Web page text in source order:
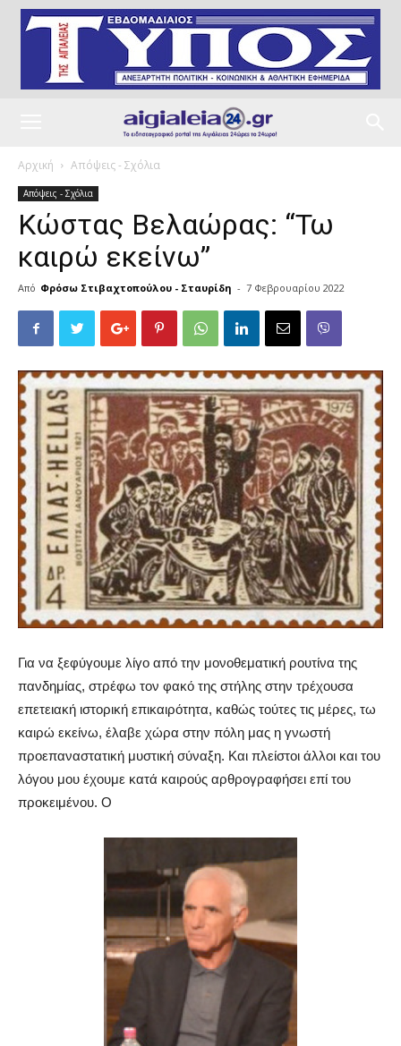
Αρχική Απόψεις - Σχόλια
Απόψεις - Σχόλια
Κώστας Βελαώρας: “Τω
καιρώ εκείνω”
Από Φρόσω Στιβαχτοπούλου - Σταυρίδη - 7 Φεβρουαρίου 2022
Για να ξεφύγουμε λίγο από την μονοθεματική ρουτίνα της
πανδημίας, στρέφω τον φακό της στήλης στην τρέχουσα
επετειακή ιστορική επικαιρότητα, καθώς τούτες τις μέρες, τω
καιρώ εκείνω, έλαβε χώρα στην πόλη μας η γνωστή
προεπαναστατική μυστική σύναξη. Και πλείστοι άλλοι και του
λόγου μου έχουμε κατά καιρούς αρθρογραφήσει επί του
προκειμένου. Ο